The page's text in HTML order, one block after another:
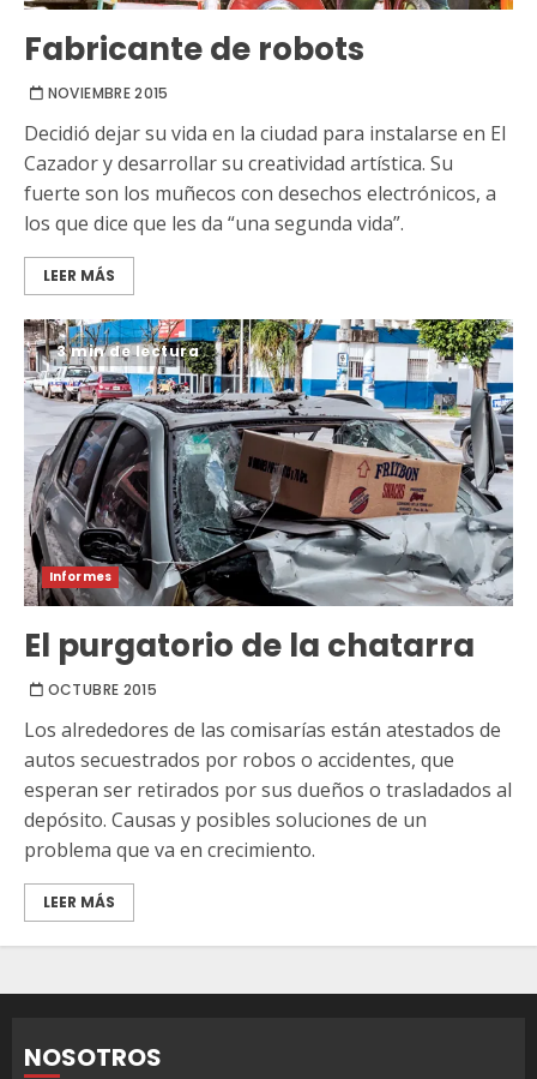
Fabricante de robots
NOVIEMBRE 2015
Decidió dejar su vida en la ciudad para instalarse en El
Cazador y desarrollar su creatividad artística. Su
fuerte son los muñecos con desechos electrónicos, a
los que dice que les da “una segunda vida”.
LEER MÁS
3 min de lectura
Informes
El purgatorio de la chatarra
OCTUBRE 2015
Los alrededores de las comisarías están atestados de
autos secuestrados por robos o accidentes, que
esperan ser retirados por sus dueños o trasladados al
depósito. Causas y posibles soluciones de un
problema que va en crecimiento.
LEER MÁS
NOSOTROS